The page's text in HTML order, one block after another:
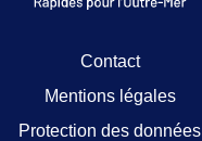
Contact
Mentions légales
Protection des données